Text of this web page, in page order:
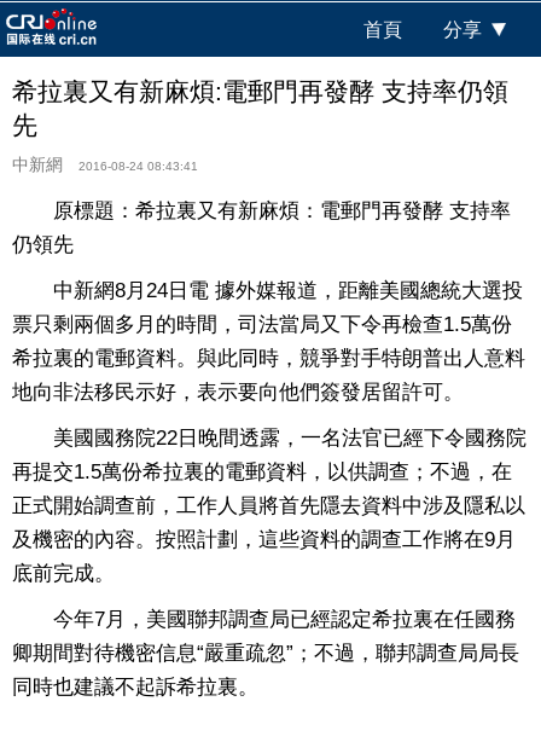
首頁 分享
希拉裏又有新麻煩:電郵門再發酵 支持率仍領
先
中新網 2016-08-24 08:43:41
原標題：希拉裏又有新麻煩：電郵門再發酵 支持率
仍領先
中新網8月24日電 據外媒報道，距離美國總統大選投
票只剩兩個多月的時間，司法當局又下令再檢查1.5萬份
希拉裏的電郵資料。與此同時，競爭對手特朗普出人意料
地向非法移民示好，表示要向他們簽發居留許可。
美國國務院22日晚間透露，一名法官已經下令國務院
再提交1.5萬份希拉裏的電郵資料，以供調查；不過，在
正式開始調查前，工作人員將首先隱去資料中涉及隱私以
及機密的內容。按照計劃，這些資料的調查工作將在9月
底前完成。
今年7月，美國聯邦調查局已經認定希拉裏在任國務
卿期間對待機密信息“嚴重疏忽”；不過，聯邦調查局局長
同時也建議不起訴希拉裏。